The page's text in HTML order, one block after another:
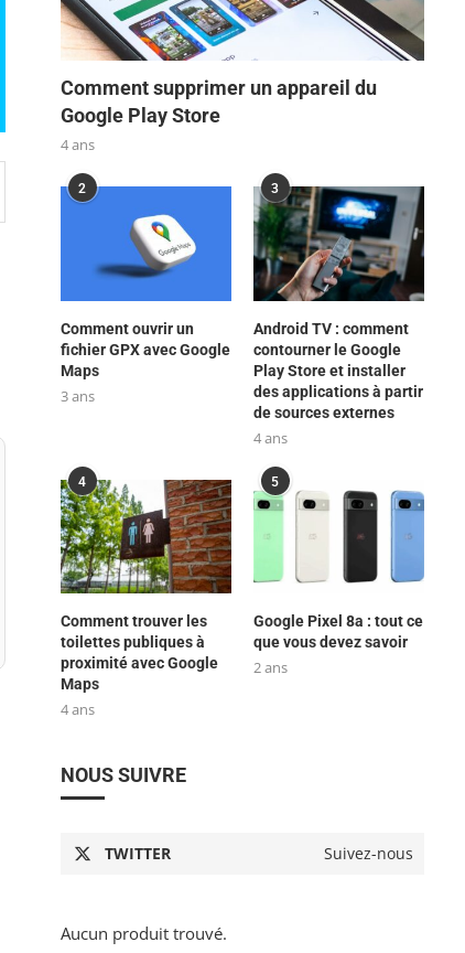
Comment supprimer un appareil du
Google Play Store
4 ans
2
Comment ouvrir un
fichier GPX avec Google
Maps
3 ans
3
Android TV : comment
contourner le Google
Play Store et installer
des applications à partir
de sources externes
4 ans
4
Comment trouver les
toilettes publiques à
proximité avec Google
Maps
4 ans
5
Google Pixel 8a : tout ce
que vous devez savoir
2 ans
NOUS SUIVRE
TWITTER Suivez-nous
Aucun produit trouvé.